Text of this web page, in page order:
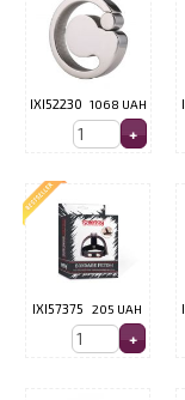
IXI52230 1068 UAH
IXI57375 205 UAH